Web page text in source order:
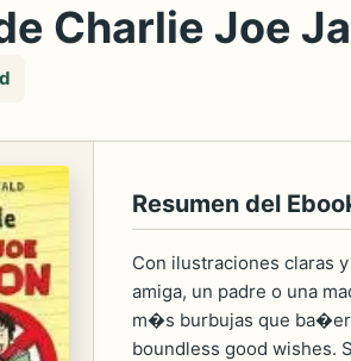
Charlie Joe
Resumen del
Con ilustraciones claras
amiga, un padre o una
m�s burbujas que
boundless good wishes.